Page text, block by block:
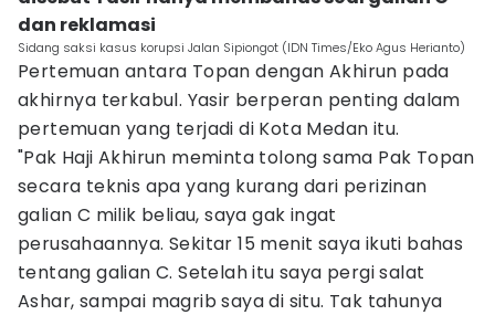
dan reklamasi
Sidang saksi kasus korupsi Jalan Sipiongot (IDN Times/Eko Agus Herianto)
Pertemuan antara Topan dengan Akhirun pada
akhirnya terkabul. Yasir berperan penting dalam
pertemuan yang terjadi di Kota Medan itu.
"Pak Haji Akhirun meminta tolong sama Pak Topan
secara teknis apa yang kurang dari perizinan
galian C milik beliau, saya gak ingat
perusahaannya. Sekitar 15 menit saya ikuti bahas
tentang galian C. Setelah itu saya pergi salat
Ashar, sampai magrib saya di situ. Tak tahunya